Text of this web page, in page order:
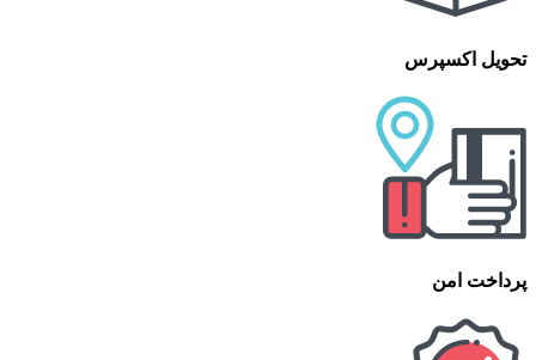
تحویل اکسپرس
پرداخت امن